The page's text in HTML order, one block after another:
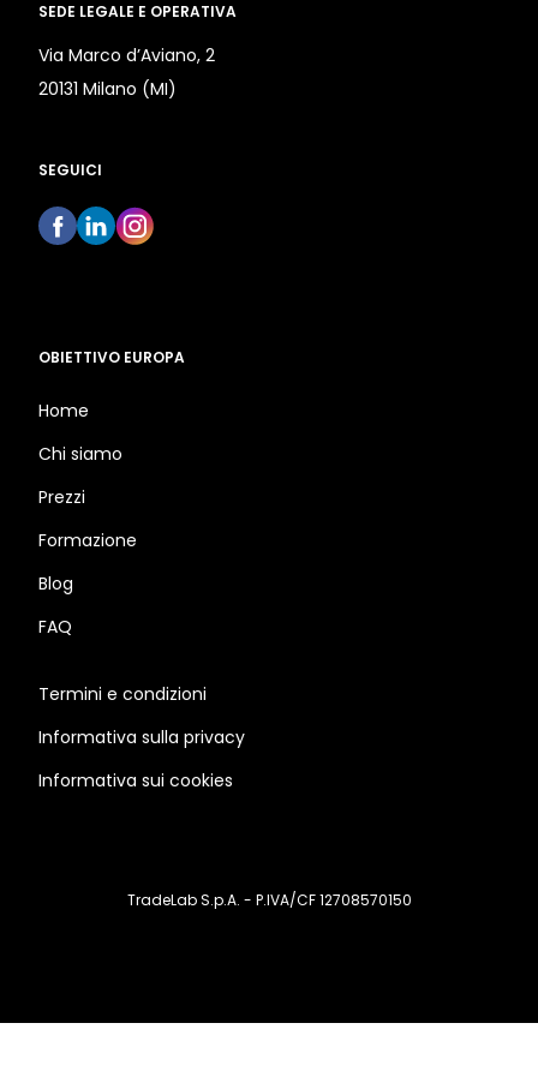
SEDE LEGALE E OPERATIVA
Via Marco d’Aviano, 2
20131 Milano (MI)
SEGUICI
OBIETTIVO EUROPA
Home
Chi siamo
Prezzi
Formazione
Blog
FAQ
Termini e condizioni
Informativa sulla privacy
Informativa sui cookies
TradeLab S.p.A. - P.IVA/CF 12708570150